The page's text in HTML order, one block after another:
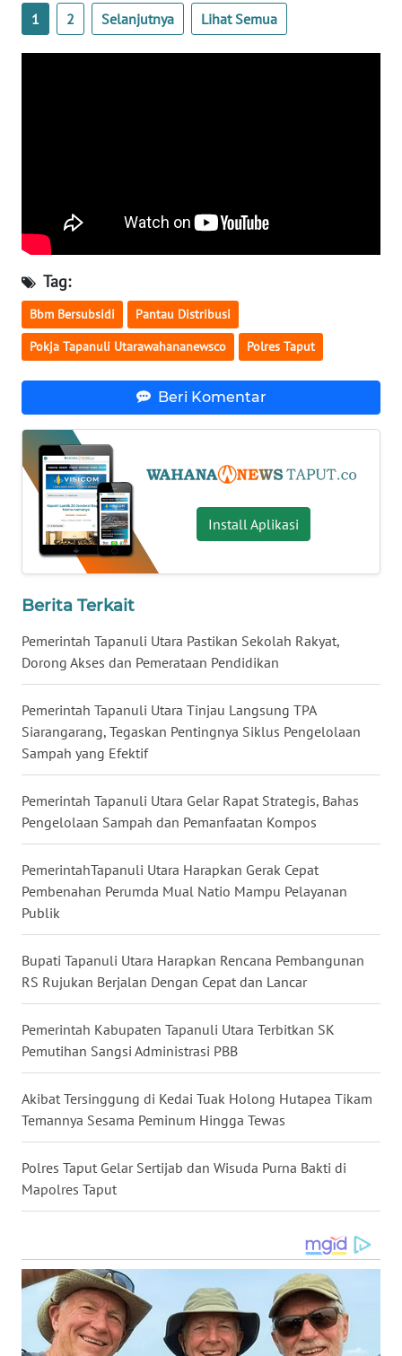
1 2 Selanjutnya Lihat Semua
Tag:
Bbm Bersubsidi Pantau Distribusi
Pokja Tapanuli Utarawahananewsco Polres Taput
Beri Komentar
Install Aplikasi
Berita Terkait
Pemerintah Tapanuli Utara Pastikan Sekolah Rakyat,
Dorong Akses dan Pemerataan Pendidikan
Pemerintah Tapanuli Utara Tinjau Langsung TPA
Siarangarang, Tegaskan Pentingnya Siklus Pengelolaan
Sampah yang Efektif
Pemerintah Tapanuli Utara Gelar Rapat Strategis, Bahas
Pengelolaan Sampah dan Pemanfaatan Kompos
PemerintahTapanuli Utara Harapkan Gerak Cepat
Pembenahan Perumda Mual Natio Mampu Pelayanan
Publik
Bupati Tapanuli Utara Harapkan Rencana Pembangunan
RS Rujukan Berjalan Dengan Cepat dan Lancar
Pemerintah Kabupaten Tapanuli Utara Terbitkan SK
Pemutihan Sangsi Administrasi PBB
Akibat Tersinggung di Kedai Tuak Holong Hutapea Tikam
Temannya Sesama Peminum Hingga Tewas
Polres Taput Gelar Sertijab dan Wisuda Purna Bakti di
Mapolres Taput
WN
KALTENG
WN
KALTARA
WN
KALSEL
WN
KALTIM
WN
SULSEL
WN
GORONTALO
SULUT
MALUKU
WN
MALUT
WN
DAIRI
WN
DANAU
WN
NIAS
WN
LANGKAT
WN
TAPANULI
SELATAN
WN
TANJUNG
WN
KARO
WN